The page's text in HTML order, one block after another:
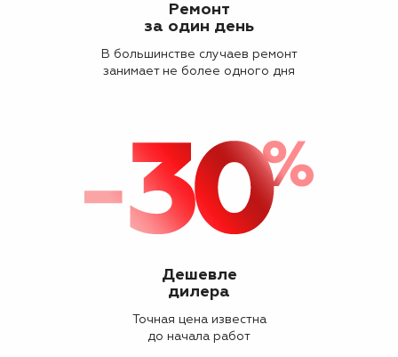
Ремонт
за один день
В большинстве случаев ремонт
занимает не более одного дня
Дешевле
дилера
Точная цена известна
до начала работ